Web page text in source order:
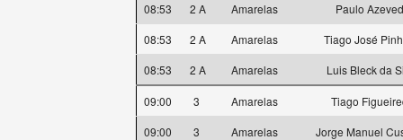
08:53
2 A Amarelas
Paulo
08:53
2 A Amarelas
Tiago José
08:53
2 A Amarelas Luis Bleck da
09:00 3 Amarelas
Tiago
09:00
3 Amarelas
Jorge Manuel